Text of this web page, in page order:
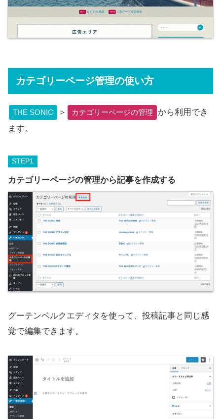
カテゴリーページ管理の使い方
THE SONIC ＞ カテゴリーページの管理
から利用でき
ます。
STEP
カテゴリーページの管理から記事を作成する
グーテンベルクエディタを使って、投稿記事と同じ感
覚で編集できます。